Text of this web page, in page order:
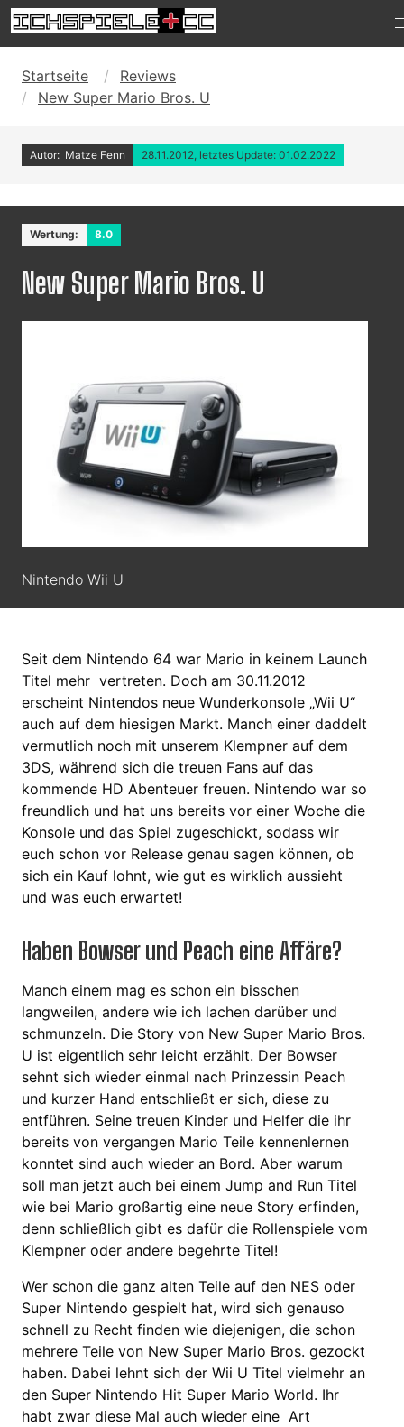
Startseite
Reviews
New Super Mario Bros. U
Autor: Matze Fenn 28.11.2012, letztes Update: 01.02.2022
Wertung: 8.0
New Super Mario Bros. U
Nintendo Wii U
Seit dem Nintendo 64 war Mario in keinem Launch
Titel mehr vertreten. Doch am 30.11.2012
erscheint Nintendos neue Wunderkonsole „Wii U“
auch auf dem hiesigen Markt. Manch einer daddelt
vermutlich noch mit unserem Klempner auf dem
3DS, während sich die treuen Fans auf das
kommende HD Abenteuer freuen. Nintendo war so
freundlich und hat uns bereits vor einer Woche die
Konsole und das Spiel zugeschickt, sodass wir
euch schon vor Release genau sagen können, ob
sich ein Kauf lohnt, wie gut es wirklich aussieht
und was euch erwartet!
Haben Bowser und Peach eine Affäre?
Manch einem mag es schon ein bisschen
langweilen, andere wie ich lachen darüber und
schmunzeln. Die Story von New Super Mario Bros.
U ist eigentlich sehr leicht erzählt. Der Bowser
sehnt sich wieder einmal nach Prinzessin Peach
und kurzer Hand entschließt er sich, diese zu
entführen. Seine treuen Kinder und Helfer die ihr
bereits von vergangen Mario Teile kennenlernen
konntet sind auch wieder an Bord. Aber warum
soll man jetzt auch bei einem Jump and Run Titel
wie bei Mario großartig eine neue Story erfinden,
denn schließlich gibt es dafür die Rollenspiele vom
Klempner oder andere begehrte Titel!
Wer schon die ganz alten Teile auf den NES oder
Super Nintendo gespielt hat, wird sich genauso
schnell zu Recht finden wie diejenigen, die schon
mehrere Teile von New Super Mario Bros. gezockt
haben. Dabei lehnt sich der Wii U Titel vielmehr an
den Super Nintendo Hit Super Mario World. Ihr
habt zwar diese Mal auch wieder eine Art